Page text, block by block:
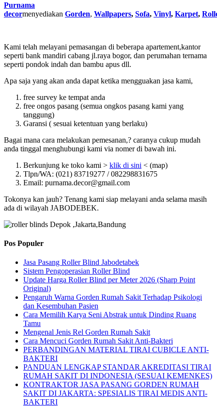
Purnama
decormenyediakan Gorden, Wallpapers, Sofa, Vinyl, Karpet,
Kami telah melayani pemasangan di beberapa apartement,kantor
seperti bank mandiri cabang jl.raya bogor, dan perumahan ternama
seperti pondok indah dan bambu apus dll.
Apa saja yang akan anda dapat ketika mengguakan jasa kami,
free survey ke tempat anda
free ongos pasang (semua ongkos pasang kami yang
tanggung)
Garansi ( sesuai ketentuan yang berlaku)
Bagai mana cara melakukan pemesanan,? caranya cukup mudah
anda tinggal menghubungi kami via nomer di bawah ini.
Berkunjung ke toko kami > klik di sini < (map)
Tlpn/WA: (021) 83719277 / 082298831675
Email: purnama.decor@gmail.com
Tokonya kan jauh? Tenang kami siap melayani anda selama masih
ada di wilayah JABODEBEK.
Pos Populer
Jasa Pasang Roller Blind Jabodetabek
Sistem Pengoperasian Roller Blind
Update Harga Roller Blind per Meter 2026 (Sharp Point
Original)
Pengaruh Warna Gorden Rumah Sakit Terhadap Psikologi
dan Kesembuhan Pasien
Cara Memilih Karya Seni Abstrak untuk Dinding Ruang
Tamu
Mengenal Jenis Rel Gorden Rumah Sakit
Cara Mencuci Gorden Rumah Sakit Anti-Bakteri
PERBANDINGAN MATERIAL TIRAI CUBICLE ANTI-
BAKTERI
PANDUAN LENGKAP STANDAR AKREDITASI TIRAI
RUMAH SAKIT DI INDONESIA (SESUAI KEMENKES)
KONTRAKTOR JASA PASANG GORDEN RUMAH
SAKIT DI JAKARTA: SPESIALIS TIRAI MEDIS ANTI-
BAKTERI